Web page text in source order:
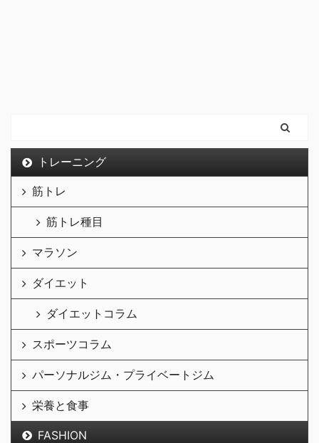
トレーニング
筋トレ
筋トレ種目
マラソン
ダイエット
ダイエットコラム
スポーツコラム
パーソナルジム・プライベートジム
栄養と食事
FASHION